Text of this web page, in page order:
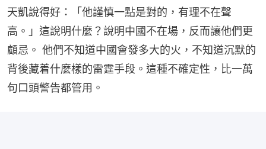
天凱說得好：「他謹慎一點是對的，有理不在聲
高。」這說明什麼？說明中國不在場，反而讓他們更
顧忌。 他們不知道中國會發多大的火，不知道沉默的
背後藏着什麼樣的雷霆手段。這種不確定性，比一萬
句口頭警告都管用。